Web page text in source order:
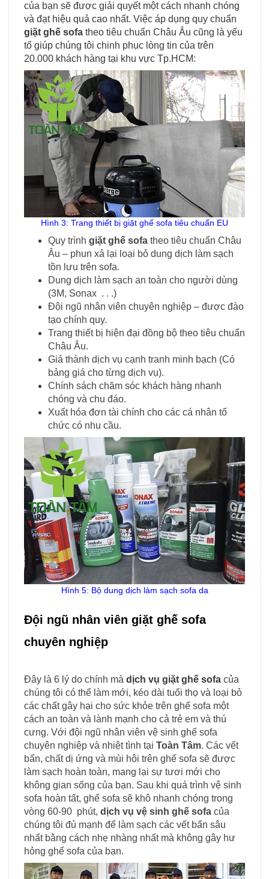
của bạn sẽ được giải quyết một cách nhanh chóng
và đạt hiệu quả cao nhất. Việc áp dụng quy chuẩn
giặt ghế sofa theo tiêu chuẩn Châu Âu cũng là yếu
tố giúp chúng tôi chinh phục lòng tin của trên
20.000 khách hàng tại khu vực Tp.HCM:
Hình 3: Trang thiết bị giặt ghế sofa tiêu chuẩn EU
Quy trình giặt ghế sofa theo tiêu chuẩn Châu
Âu – phun xả lại loại bỏ dung dịch làm sạch
tồn lưu trên sofa.
Dung dịch làm sạch an toàn cho người dùng
(3M, Sonax . . .)
Đội ngũ nhân viên chuyên nghiệp – được đào
tạo chính quy.
Trang thiết bị hiện đại đồng bộ theo tiêu chuẩn
Châu Âu.
Giá thành dịch vụ cạnh tranh minh bạch (Có
bảng giá cho từng dịch vụ).
Chính sách chăm sóc khách hàng nhanh
chóng và chu đáo.
Xuất hóa đơn tài chính cho các cá nhân tổ
chức có nhu cầu.
Hình 5: Bộ dung dịch làm sạch sofa da
Đội ngũ nhân viên giặt ghế sofa
chuyên nghiệp
Đây là 6 lý do chính mà dịch vụ giặt ghế sofa của
chúng tôi có thể làm mới, kéo dài tuổi thọ và loại bỏ
các chất gây hại cho sức khỏe trên ghế sofa một
cách an toàn và lành mạnh cho cả trẻ em và thú
cưng. Với đội ngũ nhân viên vệ sinh ghế sofa
chuyên nghiệp và nhiệt tình tại Toàn Tâm. Các vết
bẩn, chất dị ứng và mùi hôi trên ghế sofa sẽ được
làm sạch hoàn toàn, mang lại sự tươi mới cho
không gian sống của bạn. Sau khi quá trình vệ sinh
sofa hoàn tất, ghế sofa sẽ khô nhanh chóng trong
vòng 60-90 phút, dịch vụ vệ sinh ghế sofa của
chúng tôi đủ mạnh để làm sạch các vết bẩn sâu
nhất bằng cách nhẹ nhàng nhất mà không gây hư
hỏng ghế sofa của bạn.